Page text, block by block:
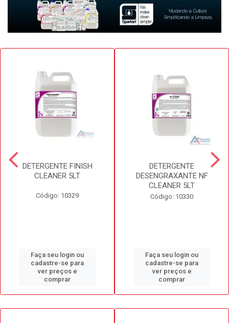
DETERGENTE FINISH
CLEANER 5LT
Código: 10329
Faça seu login ou
cadastre-se para
ver preços e
comprar
DETERGENTE
DESENGRAXANTE NF
CLEANER 5LT
Código: 10330
Faça seu login ou
cadastre-se para
ver preços e
comprar